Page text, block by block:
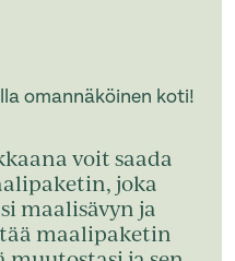
omannäköinen koti!
voit saada
joka
maalisävyn ja
maalipaketin